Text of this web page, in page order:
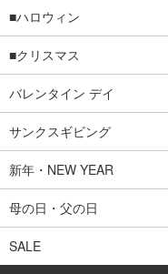
■ハロウィン
■クリスマス
バレンタイン デイ
サンクスギビング
新年・NEW YEAR
母の日・父の日
SALE